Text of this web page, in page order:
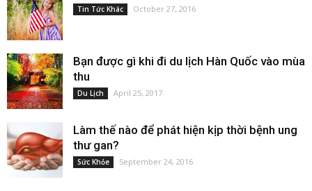
Tin Tức Khác October 27, 2016
Bạn được gì khi đi du lịch Hàn Quốc vào mùa
thu
Du Lịch April 25, 2017
Làm thế nào để phát hiện kịp thời bệnh ung
thư gan?
Sức Khỏe September 24, 2016